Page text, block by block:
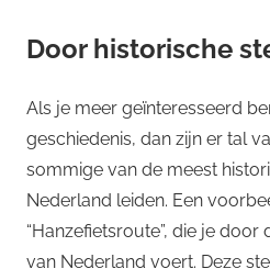
Door historische
Als je meer geïnteresseerd
geschiedenis, dan zijn er tal
sommige van de meest
Nederland leiden. Een
“Hanzefietsroute”, die je
van Nederland voert. Deze